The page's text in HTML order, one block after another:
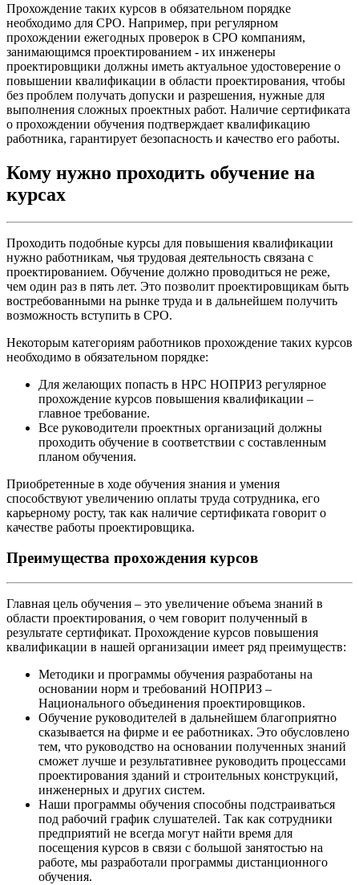
Прохождение таких курсов в обязательном порядке
необходимо для СРО. Например, при регулярном
прохождении ежегодных проверок в СРО компаниям,
занимающимся проектированием - их инженеры
проектировщики должны иметь актуальное удостоверение о
повышении квалификации в области проектирования, чтобы
без проблем получать допуски и разрешения, нужные для
выполнения сложных проектных работ. Наличие сертификата
о прохождении обучения подтверждает квалификацию
работника, гарантирует безопасность и качество его работы.
Кому нужно проходить обучение на
курсах
Проходить подобные курсы для повышения квалификации
нужно работникам, чья трудовая деятельность связана с
проектированием. Обучение должно проводиться не реже,
чем один раз в пять лет. Это позволит проектировщикам быть
востребованными на рынке труда и в дальнейшем получить
возможность вступить в СРО.
Некоторым категориям работников прохождение таких курсов
необходимо в обязательном порядке:
Для желающих попасть в НРС НОПРИЗ регулярное
прохождение курсов повышения квалификации –
главное требование.
Все руководители проектных организаций должны
проходить обучение в соответствии с составленным
планом обучения.
Приобретенные в ходе обучения знания и умения
способствуют увеличению оплаты труда сотрудника, его
карьерному росту, так как наличие сертификата говорит о
качестве работы проектировщика.
Преимущества прохождения курсов
Главная цель обучения – это увеличение объема знаний в
области проектирования, о чем говорит полученный в
результате сертификат. Прохождение курсов повышения
квалификации в нашей организации имеет ряд преимуществ:
Методики и программы обучения разработаны на
основании норм и требований НОПРИЗ –
Национального объединения проектировщиков.
Обучение руководителей в дальнейшем благоприятно
сказывается на фирме и ее работниках. Это обусловлено
тем, что руководство на основании полученных знаний
сможет лучше и результативнее руководить процессами
проектирования зданий и строительных конструкций,
инженерных и других систем.
Наши программы обучения способны подстраиваться
под рабочий график слушателей. Так как сотрудники
предприятий не всегда могут найти время для
посещения курсов в связи с большой занятостью на
работе, мы разработали программы дистанционного
обучения.